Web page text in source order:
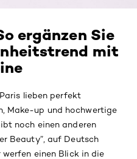
ergänzen Sie
mit
Paris lieben perfekt
Make-up und hochwertige
noch einen anderen
Beauty”, auf Deutsch
werfen einen Blick in die